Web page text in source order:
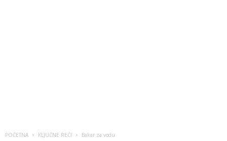
POČETNA KLJUČNE REČI Bakar za vodu